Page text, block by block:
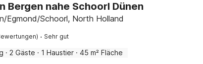
Bergen nahe Schoorl Dünen
Egmond/Schoorl, North Holland
· Sehr gut
· 2 Gäste · 1 Haustier · 45 m² Fläche